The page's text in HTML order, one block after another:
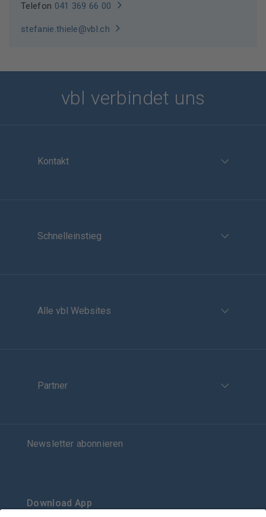
Telefon 041 369 66 00
stefanie.thiele@vbl.ch
vbl verbindet uns
Kontakt
Schnelleinstieg
Alle vbl Websites
Partner
Newsletter abonnieren
Download App